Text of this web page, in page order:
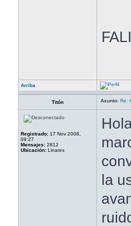
Arriba
Titón Asunto: Re:
Registrado: 17 Nov 2008,
09:27
Mensajes: 2812
Ubicación: Linares
la